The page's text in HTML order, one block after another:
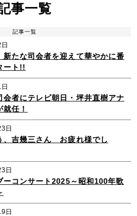
事一覧
記事一覧
新たな司会者を迎えて華やかに番
ート!!
会者にテレビ朝日・坪井直樹アナ
任！
日
、吉幾三さん お疲れ様でし
日
ーコンサート2025～昭和100年歌
日